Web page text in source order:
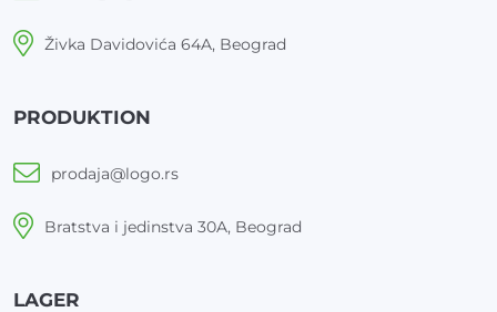
Živka Davidovića 64A, Beograd
PRODUKTION
prodaja@logo.rs
Bratstva i jedinstva 30A, Beograd
LAGER